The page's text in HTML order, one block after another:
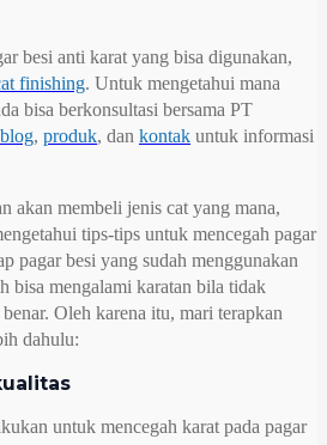
besi anti karat yang bisa digunakan,
finishing. Untuk mengetahui mana
bisa berkonsultasi bersama PT
blog, produk, dan kontak untuk informasi
akan membeli jenis cat yang mana,
tips-tips untuk mencegah pagar
pagar besi yang sudah menggunakan
bisa mengalami karatan bila tidak
Oleh karena itu, mari terapkan
dahulu:
untuk mencegah karat pada pagar